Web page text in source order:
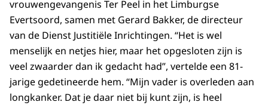
vrouwengevangenis Ter Peel in het Limburgse
Evertsoord, samen met Gerard Bakker, de directeur
van de Dienst Justitiële Inrichtingen. “Het is wel
menselijk en netjes hier, maar het opgesloten zijn is
veel zwaarder dan ik gedacht had”, vertelde een 81-
jarige gedetineerde hem. “Mijn vader is overleden aan
longkanker. Dat je daar niet bij kunt zijn, is heel